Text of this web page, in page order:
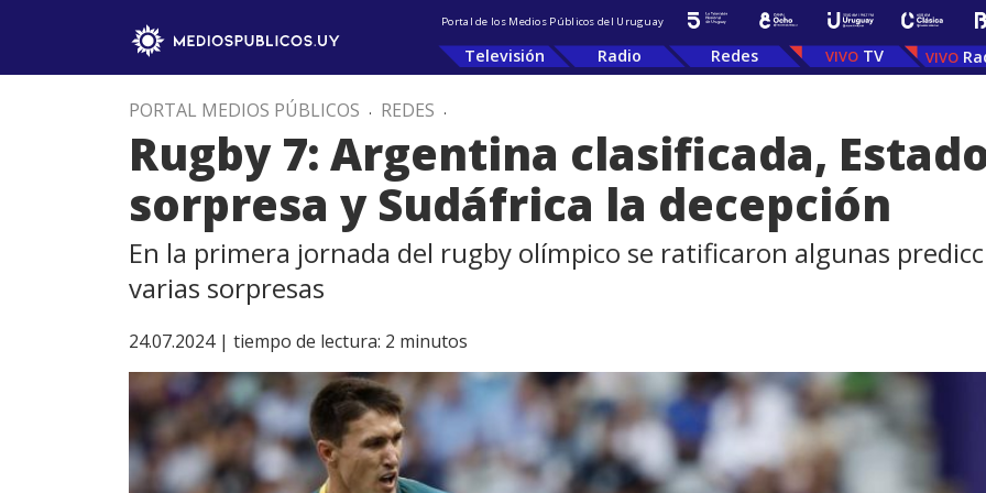
Portal de los Medios Públicos del Uruguay
Televisión Radio Redes TV
PORTAL MEDIOS PÚBLICOS . REDES .
Rugby 7: Argentina clasificada,
sorpresa y Sudáfrica la decepción
En la primera jornada del rugby olímpico se ratificaron algunas
varias sorpresas
24.07.2024 | tiempo de lectura: 2 minutos